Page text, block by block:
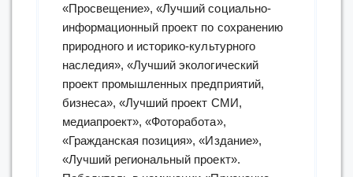
«Просвещение», «Лучший социально-
информационный проект по сохранению
природного и историко-культурного
наследия», «Лучший экологический
проект промышленных предприятий,
бизнеса», «Лучший проект СМИ,
медиапроект», «Фоторабота»,
«Гражданская позиция», «Издание»,
«Лучший региональный проект».